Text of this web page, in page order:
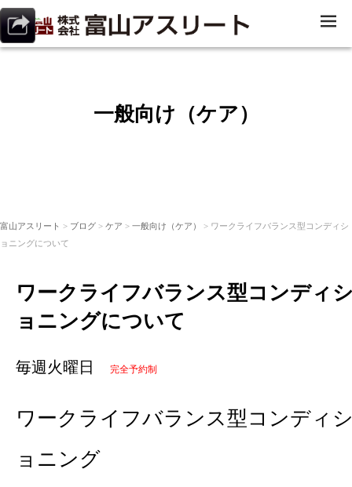
NU
一般向け（ケア）
富山アスリート > ブログ > ケア > 一般向け（ケア）
> ワークライフバランス型コンディシ
ョニングについて
ワークライフバランス型コンディ
ョニングについて
毎週火曜日 完全予約制
ワークライフバランス型コンディ
ョニング